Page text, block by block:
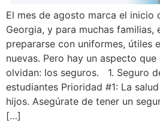
El mes de agosto marca el inicio
Georgia, y para muchas familias,
prepararse con uniformes, útiles
nuevas. Pero hay un aspecto
olvidan: los seguros. 1. Seguro
estudiantes Prioridad #1: La
hijos. Asegúrate de tener un
[…]